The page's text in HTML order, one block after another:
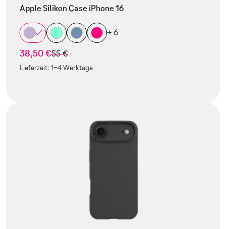
Apple Silikon Case iPhone 16
+ 6
38,50 €statt
55 €
Lieferzeit:1-4 Werktage